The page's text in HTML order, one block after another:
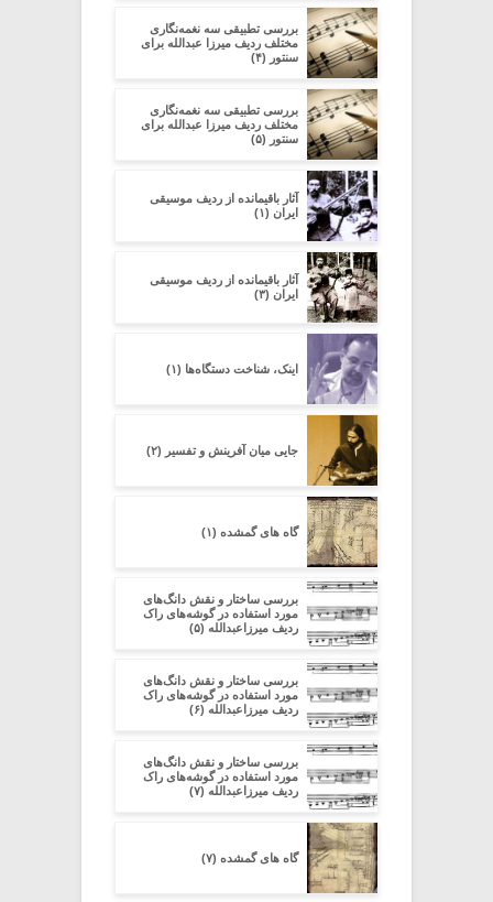
بررسی تطبیقی سه نغمه‌نگاری
مختلف ردیف میرزا عبدالله برای
سنتور (۴)
بررسی تطبیقی سه نغمه‌نگاری
مختلف ردیف میرزا عبدالله برای
سنتور (۵)
آثار باقیمانده از ردیف موسیقی
ایران (۱)
آثار باقیمانده از ردیف موسیقی
ایران (۳)
اینک، شناخت دستگاه‌ها (۱)
جایی میان آفرینش و تفسیر (۲)
گاه های گمشده (۱)
بررسی ساختار و نقش دانگ‌های
مورد استفاده در گوشه‌های راک
ردیف میرزاعبدالله (۵)
بررسی ساختار و نقش دانگ‌های
مورد استفاده در گوشه‌های راک
ردیف میرزاعبدالله (۶)
بررسی ساختار و نقش دانگ‌های
مورد استفاده در گوشه‌های راک
ردیف میرزاعبدالله (۷)
گاه های گمشده (۷)